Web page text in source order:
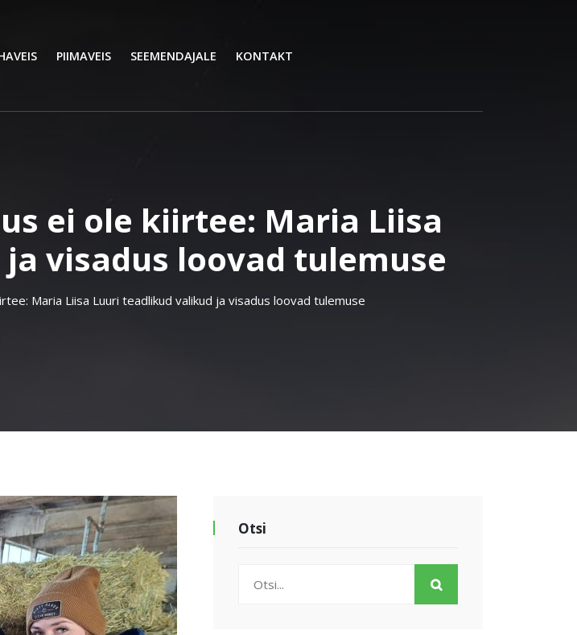
PIIMAVEIS SEEMENDAJALE KONTAKT
ei ole kiirtee: Maria Liisa
visadus loovad tulemuse
Maria Liisa Luuri teadlikud valikud ja visadus loovad tulemuse
Otsi